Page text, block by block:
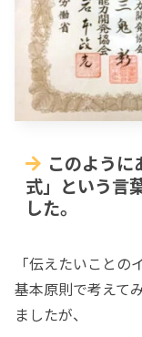
このように
式」という言
した。
「伝えたいこと
基本原則で考えて
ましたが、